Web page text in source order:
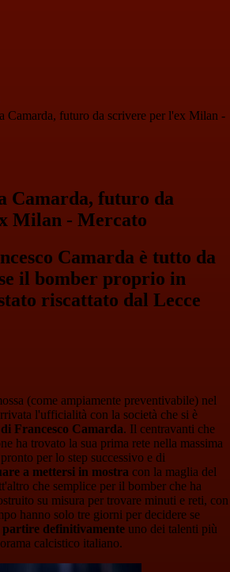
Camarda, futuro da scrivere per l'ex Milan -
Camarda, futuro da
Milan - Mercato
Camarda è tutto da
il bomber proprio in
riscattato dal Lecce
(come ampiamente preventivabile) nel
l'ufficialità con la società che si è
Francesco Camarda. Il centravanti che
ha trovato la sua prima rete nella massima
per lo step successivo e di
a mettersi in mostra con la maglia del
che semplice per il bomber che ha
su misura per trovare minuti e reti, con
hanno solo tre giorni per decidere se
partire definitivamente uno dei talenti più
calcistico italiano.